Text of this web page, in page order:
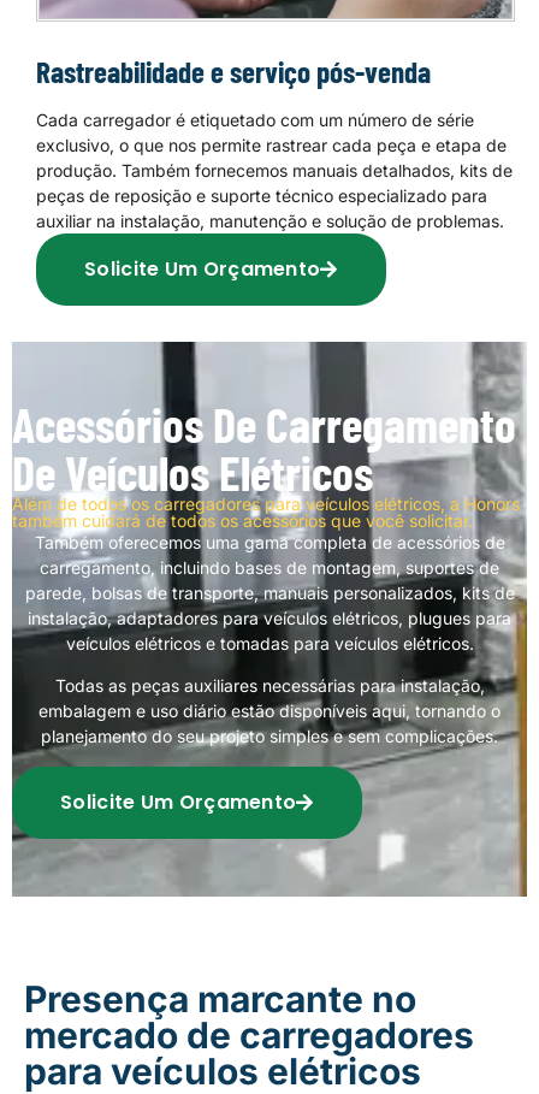
Rastreabilidade e serviço pós-venda
Cada carregador é etiquetado com um número de série
exclusivo, o que nos permite rastrear cada peça e etapa de
produção. Também fornecemos manuais detalhados, kits de
peças de reposição e suporte técnico especializado para
auxiliar na instalação, manutenção e solução de problemas.
Solicite Um Orçamento
Acessórios De Carregamento
De Veículos Elétricos
Além de todos os carregadores para veículos elétricos, a Honors
também cuidará de todos os acessórios que você solicitar.
Também oferecemos uma gama completa de acessórios de
carregamento, incluindo bases de montagem, suportes de
parede, bolsas de transporte, manuais personalizados, kits de
instalação, adaptadores para veículos elétricos, plugues para
veículos elétricos e tomadas para veículos elétricos.
Todas as peças auxiliares necessárias para instalação,
embalagem e uso diário estão disponíveis aqui, tornando o
planejamento do seu projeto simples e sem complicações.
Solicite Um Orçamento
Presença marcante no
mercado de carregadores
para veículos elétricos